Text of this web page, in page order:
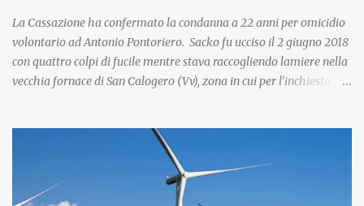
La Cassazione ha confermato la condanna a 22 anni per omicidio
volontario ad Antonio Pontoriero. Sacko fu ucciso il 2 giugno 2018
con quattro colpi di fucile mentre stava raccogliendo lamiere nella
vecchia fornace di San Calogero (Vv), zona in cui per l’inchiesta
dall’Enel di Brindisi, Priolo Gallo (Sr) e Termini Imerese (Pa).
Pontoriero era già stato riconosciuto colpevole dell'omicidio e
condannato a 22 anni di carcere sia in primo grado che in appello.
Nel 2018, pochi giorni dopo l'omicidio di Sacko, presentai